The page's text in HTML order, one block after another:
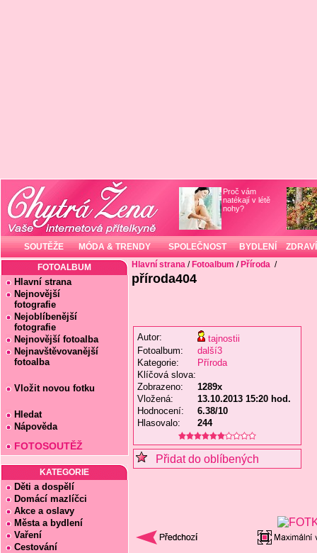
Proč vám
natékají v létě
nohy?
SOUTĚŽE MÓDA & TRENDY SPOLEČNOST BYDLENÍ ZDRAVÍ
FOTOALBUM
Hlavní strana
Nejnovější
fotografie
Nejoblíbenější
fotografie
Nejnovější fotoalba
Nejnavštěvovanější
fotoalba
Vložit novou fotku
Hledat
Nápověda
FOTOSOUTĚŽ
KATEGORIE
Děti a dospělí
Domácí mazlíčci
Akce a oslavy
Města a bydlení
Vaření
Cestování
Hlavní strana / Fotoalbum / Příroda /
příroda404
Autor:
tajnostii
Fotoalbum:
další3
Kategorie:
Příroda
Klíčová slova:
Zobrazeno:
1289x
Vložená:
13.10.2013 15:20 hod.
Hodnocení:
6.38/10
Hlasovalo:
244
Přidat do oblíbených